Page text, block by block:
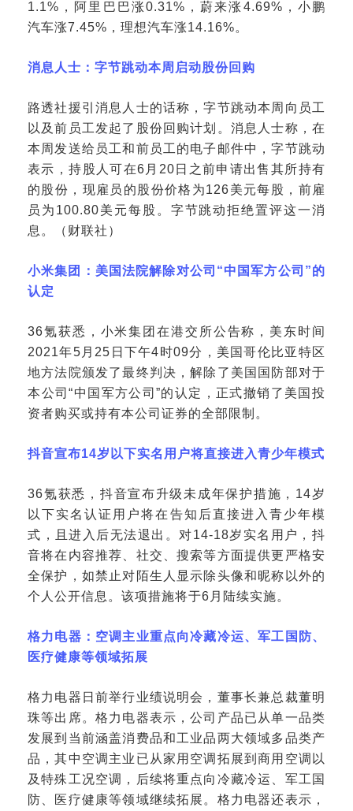
1.1%，阿里巴巴涨0.31%，蔚来涨4.69%，小鹏
汽车涨7.45%，理想汽车涨14.16%。
消息人士：字节跳动本周启动股份回购
路透社援引消息人士的话称，字节跳动本周向员工
以及前员工发起了股份回购计划。消息人士称，在
本周发送给员工和前员工的电子邮件中，字节跳动
表示，持股人可在6月20日之前申请出售其所持有
的股份，现雇员的股份价格为126美元每股，前雇
员为100.80美元每股。字节跳动拒绝置评这一消
息。（财联社）
小米集团：美国法院解除对公司 “中国军方公司”的
认定
36氪获悉，小米集团在港交所公告称，美东时间
2021年5月25日下午4时09分，美国哥伦比亚特区
地方法院颁发了最终判决，解除了美国国防部对于
本公司“中国军方公司”的认定，正式撤销了美国投
资者购买或持有本公司证券的全部限制。
抖音宣布14岁以下实名用户将直接进入青少年模式
36氪获悉，抖音宣布升级未成年保护措施，14岁
以下实名认证用户将在告知后直接进入青少年模
式，且进入后无法退出。对14-18岁实名用户，抖
音将在内容推荐、社交、搜索等方面提供更严格安
全保护，如禁止对陌生人显示除头像和昵称以外的
个人公开信息。该项措施将于6月陆续实施。
格力电器：空调主业重点向冷藏冷运、军工国防、
医疗健康等领域拓展
格力电器日前举行业绩说明会，董事长兼总裁董明
珠等出席。格力电器表示，公司产品已从单一品类
发展到当前涵盖消费品和工业品两大领域多品类产
品，其中空调主业已从家用空调拓展到商用空调以
及特殊工况空调，后续将重点向冷藏冷运、军工国
防、医疗健康等领域继续拓展。格力电器还表示，